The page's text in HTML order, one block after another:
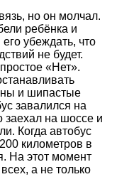
но он молчал.
ребёнка и
убеждать, что
не будет.
«Нет».
и шипастые
завалился на
заехал на шоссе и
Когда автобус
километров в
На этот момент
а не только